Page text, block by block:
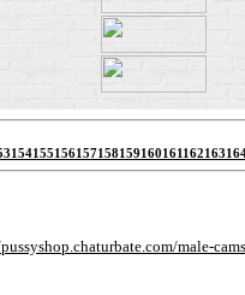
154155156157158159160161162163
male-cams/(2)|